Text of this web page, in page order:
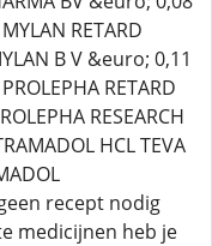
RETARD
B V &euro; 0,11
RETARD
RESEARCH
HCL TEVA
recept nodig
medicijnen heb je